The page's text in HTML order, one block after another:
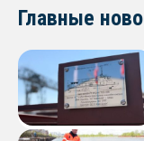
Главные